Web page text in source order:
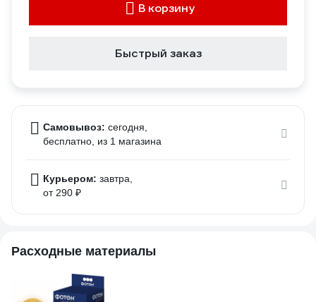
В корзину
Быстрый заказ
Самовывоз: сегодня,
бесплатно , из 1 магазина
Курьером: завтра,
от 290 ₽
Расходные материалы